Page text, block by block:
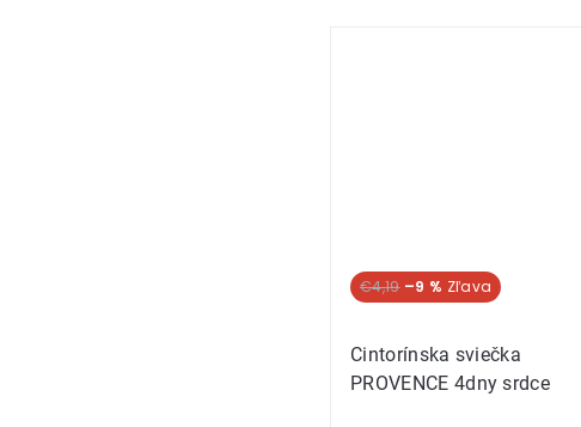
€4,19 –9 %
Cintorínska sviečka
PROVENCE 4dny srdce